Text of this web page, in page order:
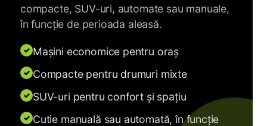
compacte, SUV-uri, automate sau manuale,
în funcție de perioada aleasă.
✓ Mașini economice pentru oraș
✓ Compacte pentru drumuri mixte
✓ SUV-uri pentru confort și spațiu
✓ Cutie manuală sau automată, în funcție